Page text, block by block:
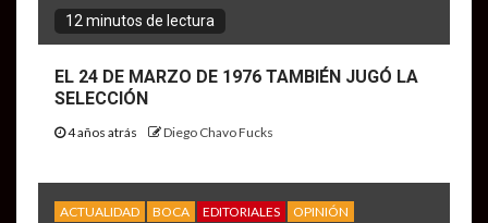
12 minutos de lectura
EL 24 DE MARZO DE 1976 TAMBIÉN JUGÓ LA
SELECCIÓN
4 años atrás Diego Chavo Fucks
ACTUALIDAD BOCA EDITORIALES OPINIÓN